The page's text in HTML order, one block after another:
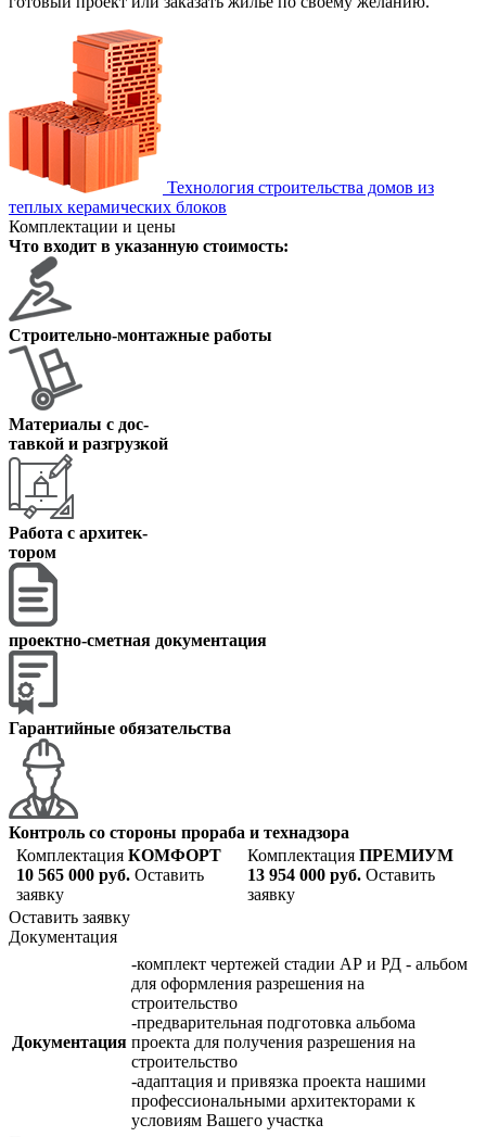
Технология строительства домов из
теплых керамических блоков
Комплектации и цены
Что входит в указанную стоимость:
Строительно-монтажные работы
Материалы с дос-
тавкой и разгрузкой
Работа с архитек-
тором
проектно-сметная документация
Гарантийные обязательства
Контроль со стороны прораба и технадзора
Комплектация КОМФОРТ
10 565 000 руб. Оставить
заявку
Комплектация ПРЕМИУМ
13 954 000 руб. Оставить
заявку
Оставить заявку
Документация
Документация
-комплект чертежей стадии АР и РД - альбом
для оформления разрешения на
строительство
-предварительная подготовка альбома
проекта для получения разрешения на
строительство
-адаптация и привязка проекта нашими
профессиональными архитекторами к
условиям Вашего участка